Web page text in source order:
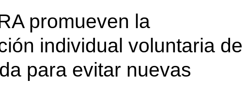
promueven la
individual voluntaria de
para evitar nuevas